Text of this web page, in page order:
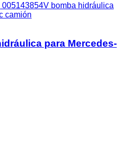
005143854V bomba hidráulica
camión
para Mercedes-